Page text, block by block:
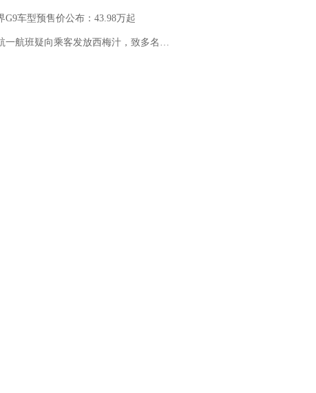
G9车型预售价公布：43.98万起
向乘客发放西梅汁，致多名乘客在飞行途中排队上厕所！乘客：机上100多人只有2个厕所；客服回应：并非每架飞机都会发放西梅汁